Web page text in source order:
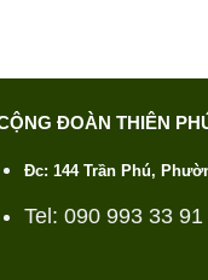
ĐOÀN THIÊN
Đc: 144 Trần Phú,
Tel: 090 993 33 91